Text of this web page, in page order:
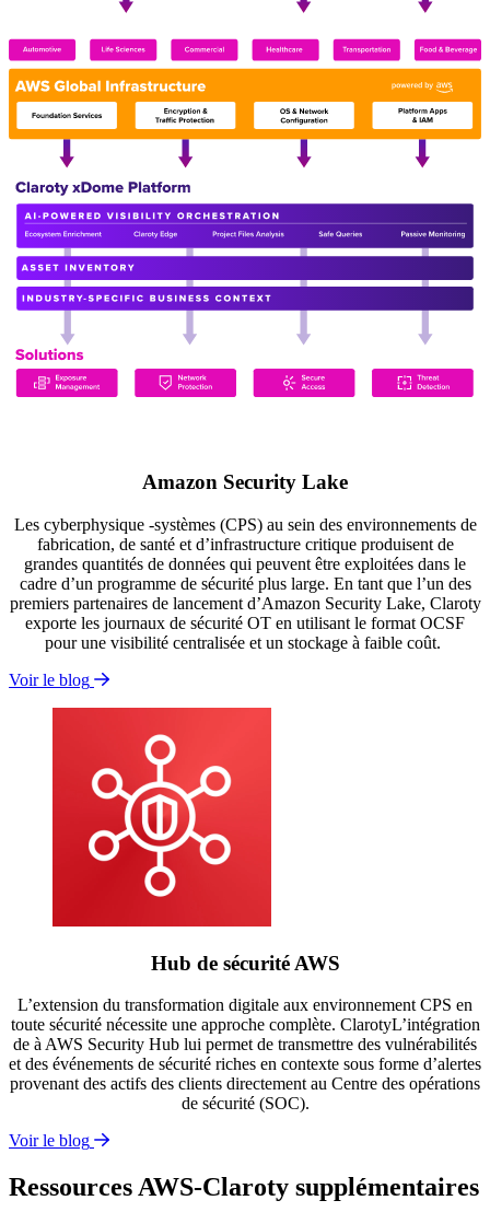
Amazon Security Lake
Les cyberphysique -systèmes (CPS) au sein des environnements de
fabrication, de santé et d’infrastructure critique produisent de
grandes quantités de données qui peuvent être exploitées dans le
cadre d’un programme de sécurité plus large. En tant que l’un des
premiers partenaires de lancement d’Amazon Security Lake, Claroty
exporte les journaux de sécurité OT en utilisant le format OCSF
pour une visibilité centralisée et un stockage à faible coût.
Voir le blog
Hub de sécurité AWS
L’extension du transformation digitale aux environnement CPS en
toute sécurité nécessite une approche complète. ClarotyL’intégration
de à AWS Security Hub lui permet de transmettre des vulnérabilités
et des événements de sécurité riches en contexte sous forme d’alertes
provenant des actifs des clients directement au Centre des opérations
de sécurité (SOC).
Voir le blog
Ressources AWS-Claroty supplémentaires